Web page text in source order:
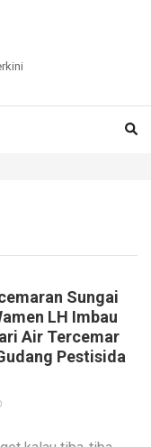
Sungai
LH Imbau
Air Tercemar
Pestisida